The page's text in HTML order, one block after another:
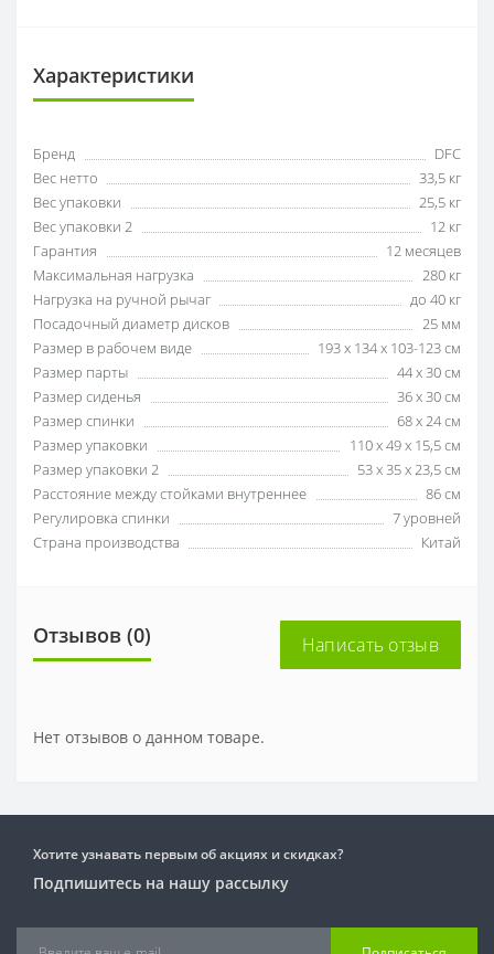
Характеристики
Бренд
DFC
Вес нетто
33,5 кг
Вес упаковки
25,5 кг
Вес упаковки 2
12 кг
Гарантия
12 месяцев
Максимальная нагрузка
280 кг
Нагрузка на ручной рычаг
до 40 кг
Посадочный диаметр дисков
25 мм
Размер в рабочем виде
193 х 134 х 103-123 см
Размер парты
44 х 30 см
Размер сиденья
36 х 30 см
Размер спинки
68 х 24 см
Размер упаковки
110 х 49 х 15,5 см
Размер упаковки 2
53 х 35 х 23,5 см
Расстояние между стойками внутреннее
86 см
Регулировка спинки
7 уровней
Страна производства
Китай
Отзывов (0) Написать отзыв
Нет отзывов о данном товаре.
Хотите узнавать первым об акциях и скидках?
Подпишитесь на нашу рассылку